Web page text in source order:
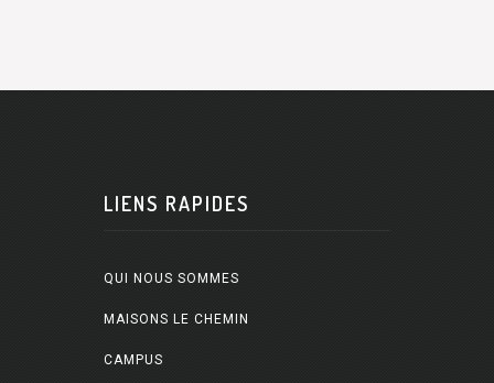
LIENS RAPIDES
QUI NOUS SOMMES
MAISONS LE CHEMIN
CAMPUS